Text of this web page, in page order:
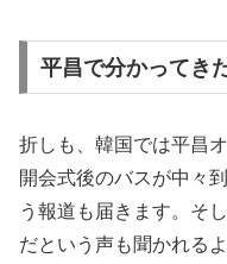
平昌で分かってき
折しも、韓国では平昌
開会式後のバスが中々
う報道も届きます。そ
だという声も聞かれる